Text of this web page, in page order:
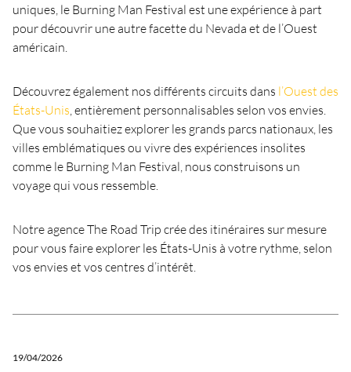
uniques, le Burning Man Festival est une expérience à part
pour découvrir une autre facette du Nevada et de l’Ouest
américain.
Découvrez également nos différents circuits dans l’Ouest des
États-Unis, entièrement personnalisables selon vos envies.
Que vous souhaitiez explorer les grands parcs nationaux, les
villes emblématiques ou vivre des expériences insolites
comme le Burning Man Festival, nous construisons un
voyage qui vous ressemble.
Notre agence The Road Trip crée des itinéraires sur mesure
pour vous faire explorer les États-Unis à votre rythme, selon
vos envies et vos centres d’intérêt.
19/04/2026